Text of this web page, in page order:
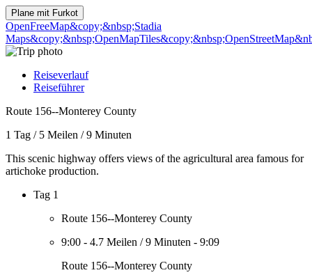
Plane mit Furkot
OpenFreeMap&copy;&nbsp;Stadia
Maps&copy;&nbsp;OpenMapTiles
Reiseverlauf
Reiseführer
Route 156--Monterey County
1 Tag / 5 Meilen /9 Minuten
This scenic highway offers views of the agricultural area famous for
artichoke production.
Tag 1
Route 156--Monterey County
9:00 - 4.7 Meilen /9 Minuten - 9:09
Route 156--Monterey County